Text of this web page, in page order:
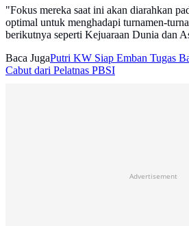
"Fokus mereka saat ini akan diarahkan
optimal untuk menghadapi turnamen-
berikutnya seperti Kejuaraan Dunia dan
Baca JugaPutri KW Siap Emban Tugas
Cabut dari Pelatnas PBSI
Advertisement